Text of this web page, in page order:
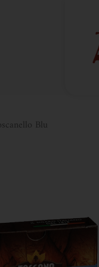
Blu